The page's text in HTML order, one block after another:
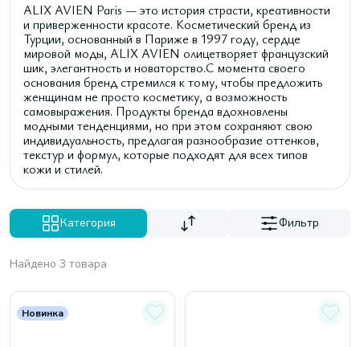
ALIX AVIEN Paris — это история страсти, креативности
и приверженности красоте. Косметический бренд из
Турции, основанный в Париже в 1997 году, сердце
мировой моды, ALIX AVIEN олицетворяет французский
шик, элегантность и новаторство.С момента своего
основания бренд стремился к тому, чтобы предложить
женщинам не просто косметику, а возможность
самовыражения. Продукты бренда вдохновлены
модными тенденциями, но при этом сохраняют свою
индивидуальность, предлагая разнообразие оттенков,
текстур и формул, которые подходят для всех типов
кожи и стилей.
Категория Фильтр
Найдено 3 товара
Новинка